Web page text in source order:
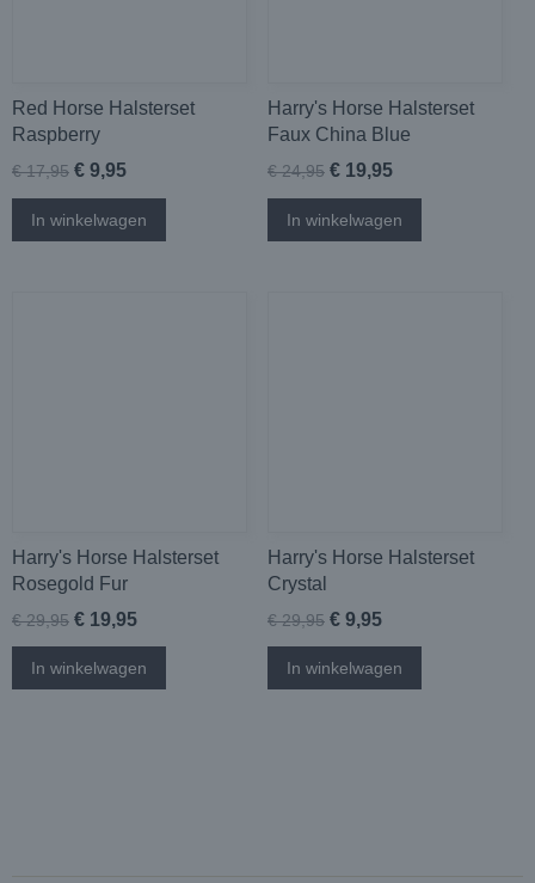
Red Horse Halsterset
Raspberry
€ 17,95 € 9,95
In winkelwagen
Harry's Horse Halsterset
Faux China Blue
€ 24,95 € 19,95
In winkelwagen
Harry's Horse Halsterset
Rosegold Fur
€ 29,95 € 19,95
In winkelwagen
Harry's Horse Halsterset
Crystal
€ 29,95 € 9,95
In winkelwagen